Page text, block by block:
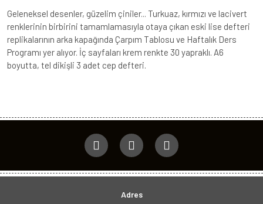
Geleneksel desenler, güzelim çiniler... Turkuaz, kırmızı ve lacivert
renklerinin birbirini tamamlamasıyla otaya çıkan eski lise defteri
replikalarının arka kapağında Çarpım Tablosu ve Haftalık Ders
Programı yer alıyor. İç sayfaları krem renkte 30 yapraklı. A6
boyutta, tel dikişli 3 adet cep defteri.
Adres